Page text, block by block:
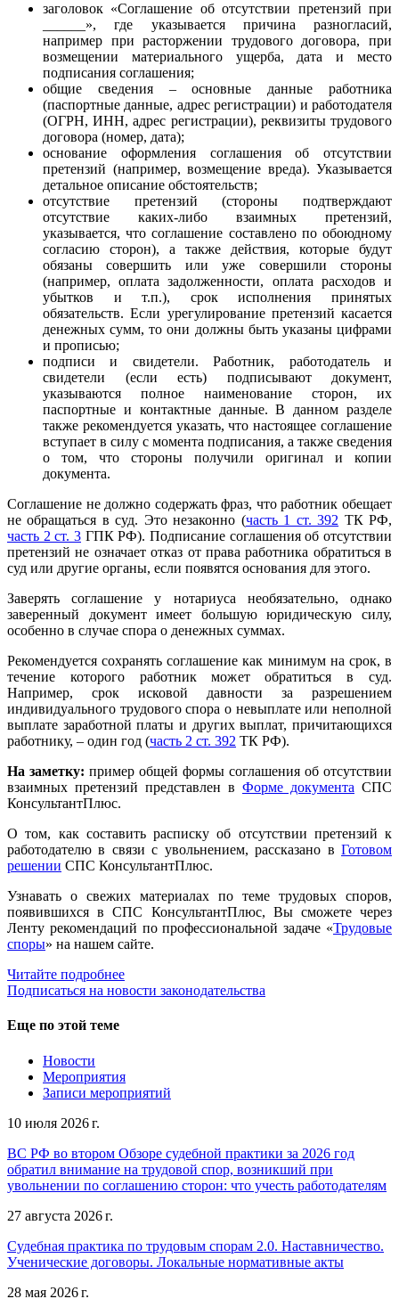
заголовок «Соглашение об отсутствии претензий при
______», где указывается причина разногласий,
например при расторжении трудового договора, при
возмещении материального ущерба, дата и место
подписания соглашения;
общие сведения – основные данные работника
(паспортные данные, адрес регистрации) и работодателя
(ОГРН, ИНН, адрес регистрации), реквизиты трудового
договора (номер, дата);
основание оформления соглашения об отсутствии
претензий (например, возмещение вреда). Указывается
детальное описание обстоятельств;
отсутствие претензий (стороны подтверждают
отсутствие каких-либо взаимных претензий,
указывается, что соглашение составлено по обоюдному
согласию сторон), а также действия, которые будут
обязаны совершить или уже совершили стороны
(например, оплата задолженности, оплата расходов и
убытков и т.п.), срок исполнения принятых
обязательств. Если урегулирование претензий касается
денежных сумм, то они должны быть указаны цифрами
и прописью;
подписи и свидетели. Работник, работодатель и
свидетели (если есть) подписывают документ,
указываются полное наименование сторон, их
паспортные и контактные данные. В данном разделе
также рекомендуется указать, что настоящее соглашение
вступает в силу с момента подписания, а также сведения
о том, что стороны получили оригинал и копии
документа.
Соглашение не должно содержать фраз, что работник обещает
не обращаться в суд. Это незаконно (часть 1 ст. 392 ТК РФ,
часть 2 ст. 3 ГПК РФ). Подписание соглашения об отсутствии
претензий не означает отказ от права работника обратиться в
суд или другие органы, если появятся основания для этого.
Заверять соглашение у нотариуса необязательно, однако
заверенный документ имеет большую юридическую силу,
особенно в случае спора о денежных суммах.
Рекомендуется сохранять соглашение как минимум на срок, в
течение которого работник может обратиться в суд.
Например, срок исковой давности за разрешением
индивидуального трудового спора о невыплате или неполной
выплате заработной платы и других выплат, причитающихся
работнику, – один год (часть 2 ст. 392 ТК РФ).
На заметку: пример общей формы соглашения об отсутствии
взаимных претензий представлен в Форме документа СПС
КонсультантПлюс.
О том, как составить расписку об отсутствии претензий к
работодателю в связи с увольнением, рассказано в Готовом
решении СПС КонсультантПлюс.
Узнавать о свежих материалах по теме трудовых споров,
появившихся в СПС КонсультантПлюс, Вы сможете через
Ленту рекомендаций по профессиональной задаче «Трудовые
споры» на нашем сайте.
Читайте подробнее
Подписаться на новости законодательства
Еще по этой теме
Новости
Мероприятия
Записи мероприятий
10 июля 2026 г.
ВС РФ во втором Обзоре судебной практики за 2026 год
обратил внимание на трудовой спор, возникший при
увольнении по соглашению сторон: что учесть работодателям
27 августа 2026 г.
Судебная практика по трудовым спорам 2.0. Наставничество.
Ученические договоры. Локальные нормативные акты
28 мая 2026 г.